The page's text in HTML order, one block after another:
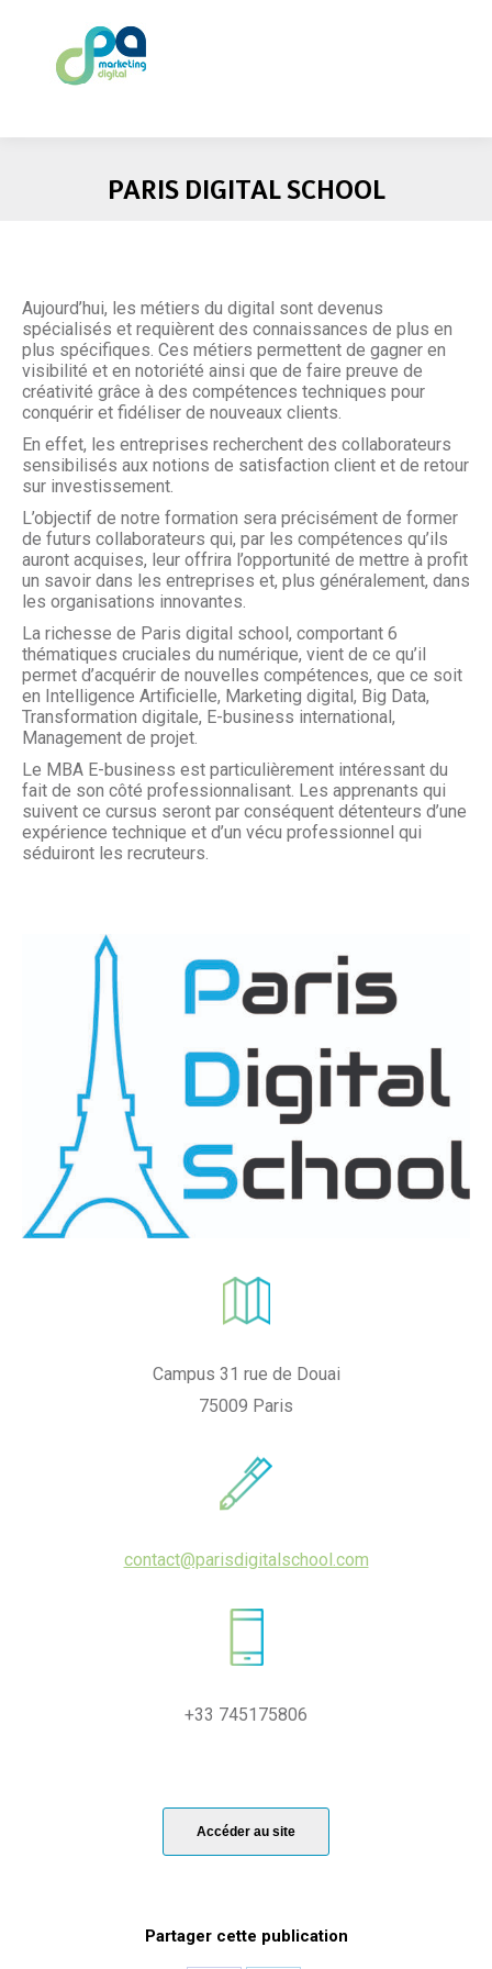
PARIS DIGITAL SCHOOL
Aujourd’hui, les métiers du digital sont devenus
spécialisés et requièrent des connaissances de plus en
plus spécifiques. Ces métiers permettent de gagner en
visibilité et en notoriété ainsi que de faire preuve de
créativité grâce à des compétences techniques pour
conquérir et fidéliser de nouveaux clients.
En effet, les entreprises recherchent des collaborateurs
sensibilisés aux notions de satisfaction client et de retour
sur investissement.
L’objectif de notre formation sera précisément de former
de futurs collaborateurs qui, par les compétences qu’ils
auront acquises, leur offrira l’opportunité de mettre à profit
un savoir dans les entreprises et, plus généralement, dans
les organisations innovantes.
La richesse de Paris digital school, comportant 6
thématiques cruciales du numérique, vient de ce qu’il
permet d’acquérir de nouvelles compétences, que ce soit
en Intelligence Artificielle, Marketing digital, Big Data,
Transformation digitale, E-business international,
Management de projet.
Le MBA E-business est particulièrement intéressant du
fait de son côté professionnalisant. Les apprenants qui
suivent ce cursus seront par conséquent détenteurs d’une
expérience technique et d’un vécu professionnel qui
séduiront les recruteurs.
Campus 31 rue de Douai
75009 Paris
contact@parisdigitalschool.com
+33 745175806
Accéder au site